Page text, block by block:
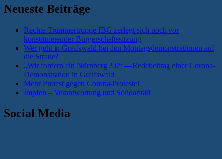
Neueste Beiträge
Rechte Trümmertruppe IBG zerlegt sich noch vor
konstituierender Bürgerschaftssitzung
Wer geht in Greifswald bei den Montagsdemonstrationen auf
die Straße?
„Wir fordern ein Nürnberg 2.0“ —Redebeitrag einer Corona-
Demonstration in Greifswald
Mehr Protest gegen Corona-Proteste!
Impfen – Verantwortung und Solidarität!
Social Media